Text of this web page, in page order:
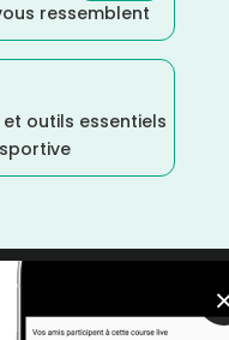
ressemblent
outils essentiels
/courses